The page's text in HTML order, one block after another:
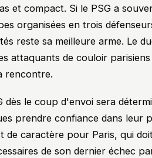
et compact. Si le PSG a
organisées en trois
reste sa meilleure arme. Le
attaquants de couloir
rencontre.
dès le coup d'envoi sera
prendre confiance dans leur
de caractère pour Paris, qui
de son dernier échec